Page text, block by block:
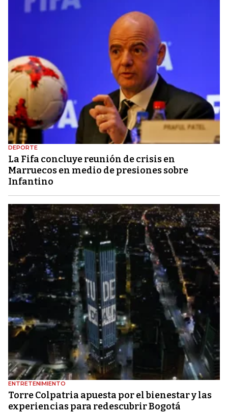
DEPORTE
La Fifa concluye reunión de crisis en
Marruecos en medio de presiones sobre
Infantino
ENTRETENIMIENTO
Torre Colpatria apuesta por el bienestar y las
experiencias para redescubrir Bogotá